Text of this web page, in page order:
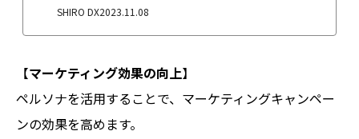
SHIRO DX2023.11.08
【マーケティング効果の向上】
ペルソナを活用することで、マーケティングキャンペー
ンの効果を高めます。